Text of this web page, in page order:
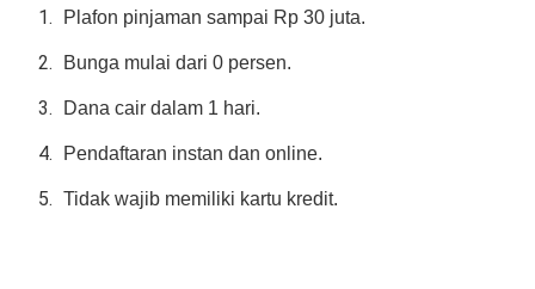
Plafon pinjaman sampai Rp 30 juta.
Bunga mulai dari 0 persen.
Dana cair dalam 1 hari.
Pendaftaran instan dan online.
Tidak wajib memiliki kartu kredit.